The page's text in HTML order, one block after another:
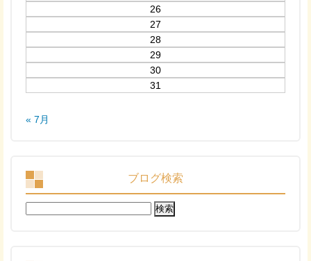
26
27
28
29
30
31
« 7月
ブログ検索
検
索: